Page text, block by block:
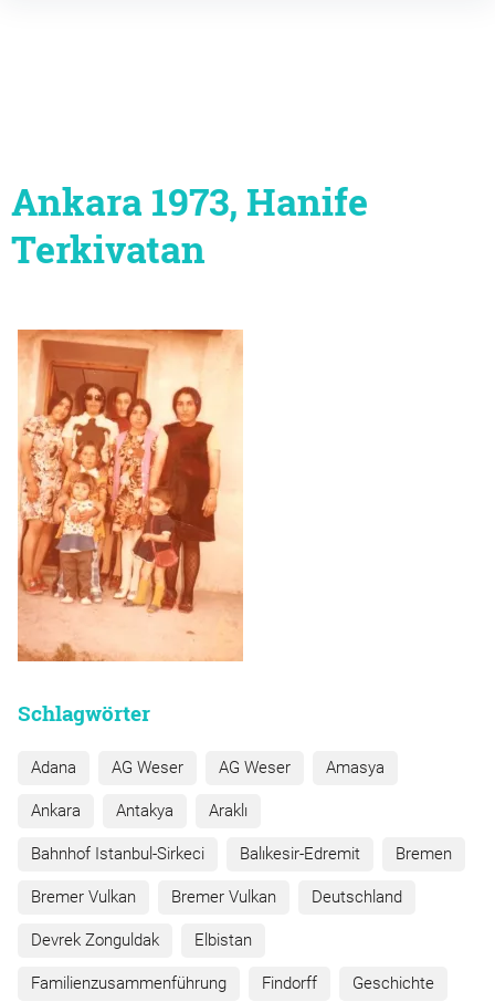
Ankara 1973, Hanife
Terkivatan
Beitragsnavigation
Schlagwörter
Adana AG Weser AG Weser Amasya
Ankara Antakya Araklı
Bahnhof Istanbul-Sirkeci Balıkesir-Edremit Bremen
Bremer Vulkan Bremer Vulkan Deutschland
Devrek Zonguldak Elbistan
Familienzusammenführung Findorff Geschichte